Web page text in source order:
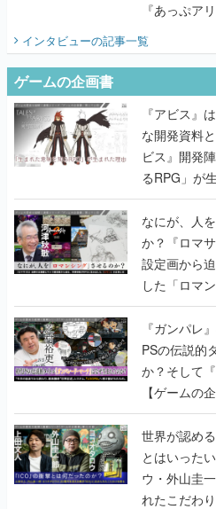
『あっぷア
インタビューの記事一覧
ゲームの企画書
『アビス』
な開発資料
ビス』開発
るRPG」が
書】
なにが、人
か？『ロマ
設定画から
した「ロマ
書】
『ガンパレ
PSの伝説的
か？そして
【ゲームの
世界が認め
とはいった
ウ・外山圭
れたこだわ